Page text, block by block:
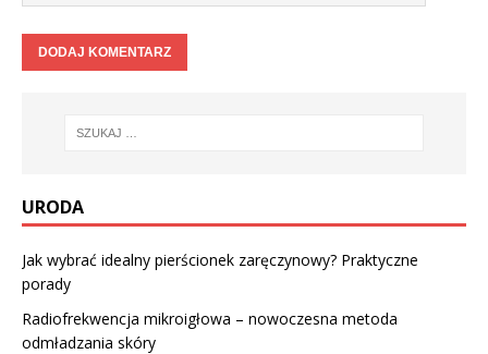
URODA
Jak wybrać idealny pierścionek zaręczynowy? Praktyczne
porady
Radiofrekwencja mikroigłowa – nowoczesna metoda
odmładzania skóry